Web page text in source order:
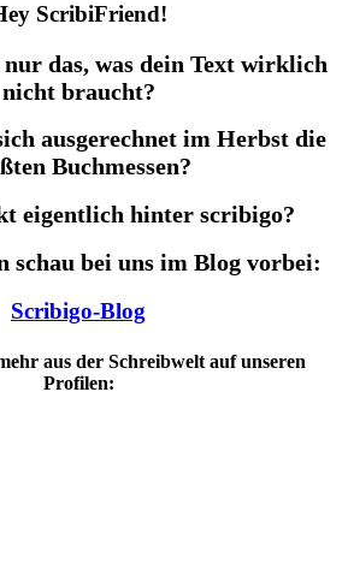
ScribiFriend!
das, was dein Text wirklich
nicht braucht?
ausgerechnet im Herbst die
Buchmessen?
eigentlich hinter scribigo?
schau bei uns im Blog vorbei:
Scribigo-Blog
aus der Schreibwelt auf unseren
Profilen: